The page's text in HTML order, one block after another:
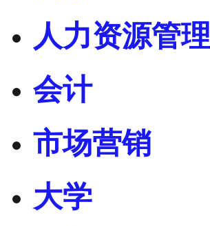
人力资源管理
会计
市场营销
大学